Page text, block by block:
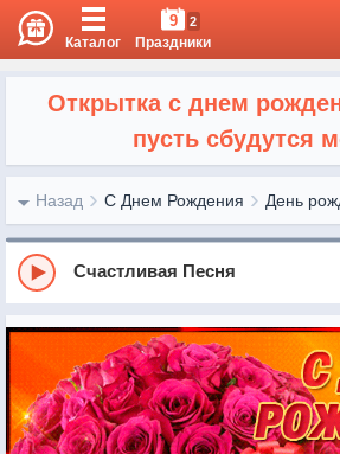
Каталог
9 2
Праздники
Открытка с днем
пусть сбудутся
Назад С Днем Рождения День
Счастливая Песня